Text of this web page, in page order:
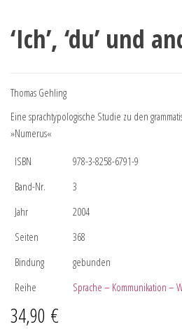
‘Ich’, ‘du’ und
Thomas Gehling
Eine sprachtypologische Studie zu den
»Numerus«
ISBN
978-3-8258-6791-9
Band-Nr.
3
Jahr
2004
Seiten
368
Bindung
gebunden
Reihe
Sprache – Kommunikation –
34,90 €